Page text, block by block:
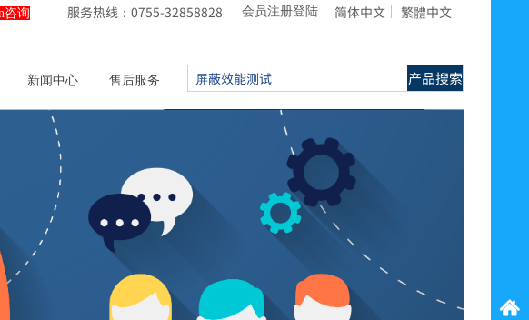
会员注册登陆
新闻中心 售后服务
服务热线：0755-32858828
产品搜索
简体中文 繁體中文
咨询